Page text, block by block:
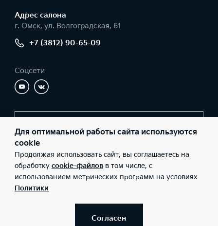
Адрес салонa
г. Омск, ул. Волгоградская, 61
+7 (3812) 90-65-09
Соцсети
© 2026 Юридические лица ООО «Барс-Запад» (Фактический
адрес: г. Омск, ул. Волгоградская, 61; Телефон: +7 (3812) 90-65-
09; ИНН: 5506068796; ОГРН: 1065506044207), ООО «Киа Россия
и СНГ» (Фактический адрес: г.Москва, Валовая 26; Телефон: 8
800 301 08 80; ИНН: 7728674093; ОГРН: 5087746291760) ведут
получению на территории РФ. Информация о соответствующих
моделях и комплектациях и их наличии, ценах, возможных
Для оптимальной работы сайта используются
cookie
Продолжая использовать сайт, вы соглашаетесь на
обработку cookie-файлов в том числе, с
использованием метрических программ на условиях
Политики
Согласен